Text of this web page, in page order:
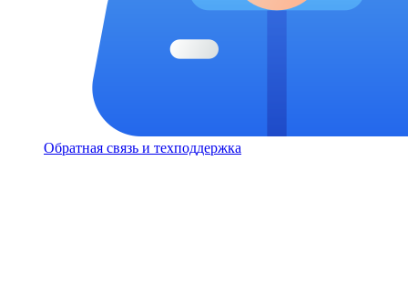
Обратная связь и техподдержка